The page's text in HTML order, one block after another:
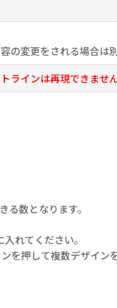
変更をされる場合は
ラインは再現できませ
数となります。
れてください。
押して複数デザイン